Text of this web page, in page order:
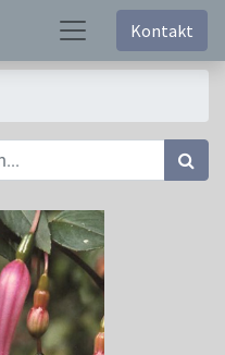
Kontakt